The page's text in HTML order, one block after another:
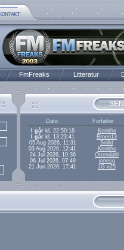
FmFreaks Litteratur
Dato
Forfatter
I gårkl. 22:50:16
Kenitho
I gårkl. 13:23:41
Broen13
05 Aug 2026, 11:31
Snilld
03 Aug 2026, 12:41
Kenitho
24 Jul 2026, 10:36
Ottendahl
06 Jul 2026, 07:49
jonesg
21 Jun 2026, 17:41
JG v25